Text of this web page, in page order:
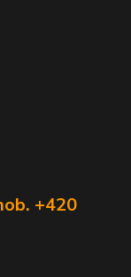
+420